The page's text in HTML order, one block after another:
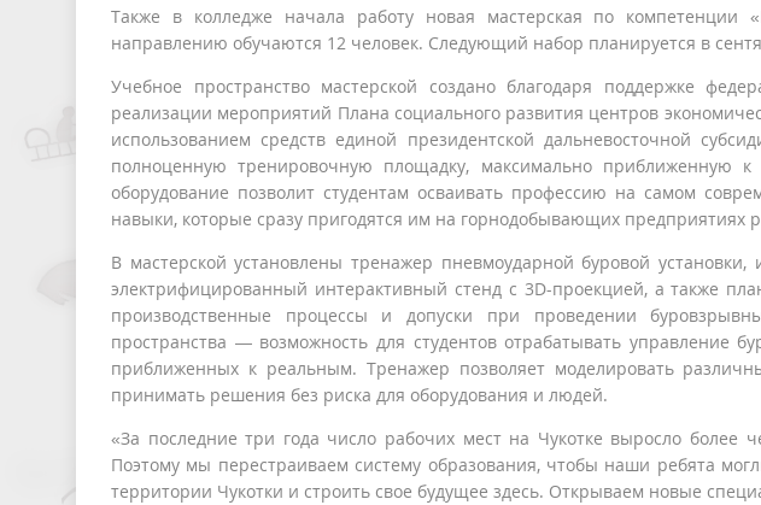
Также в колледже начала работу новая мастерская по компетенции
направлению обучаются 12 человек. Следующий набор планируется в
Учебное пространство мастерской создано благодаря поддержке
реализации мероприятий Плана социального развития центров
использованием средств единой президентской дальневосточной
полноценную тренировочную площадку, максимально приближенную к
оборудование позволит студентам осваивать профессию на самом
навыки, которые сразу пригодятся им на горнодобывающих предприятиях
В мастерской установлены тренажер пневмоударной буровой
электрифицированный интерактивный стенд с 3D-проекцией, а также
производственные процессы и допуски при проведении
пространства — возможность для студентов отрабатывать управление
приближенных к реальным. Тренажер позволяет моделировать
принимать решения без риска для оборудования и людей.
«За последние три года число рабочих мест на Чукотке выросло более
Поэтому мы перестраиваем систему образования, чтобы наши ребята
территории Чукотки и строить свое будущее здесь. Открываем новые